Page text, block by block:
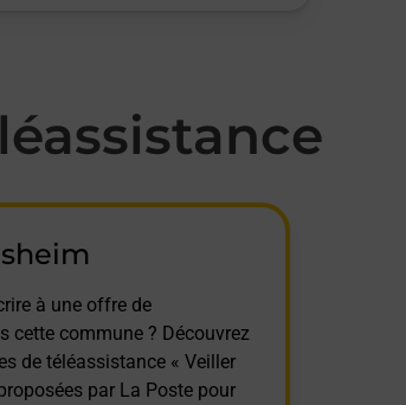
à une offre de
cette commune ? Découvrez
de téléassistance « Veiller
par La Poste pour